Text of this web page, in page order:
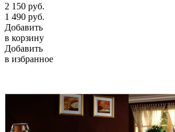
2 150 руб.
1 490 руб.
Добавить
в корзину
Добавить
в избранное